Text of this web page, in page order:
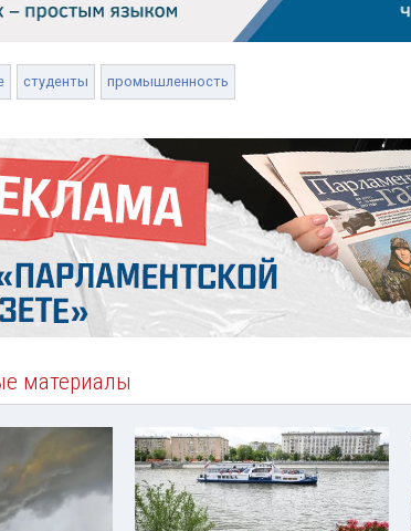
студенты промышленность
материалы